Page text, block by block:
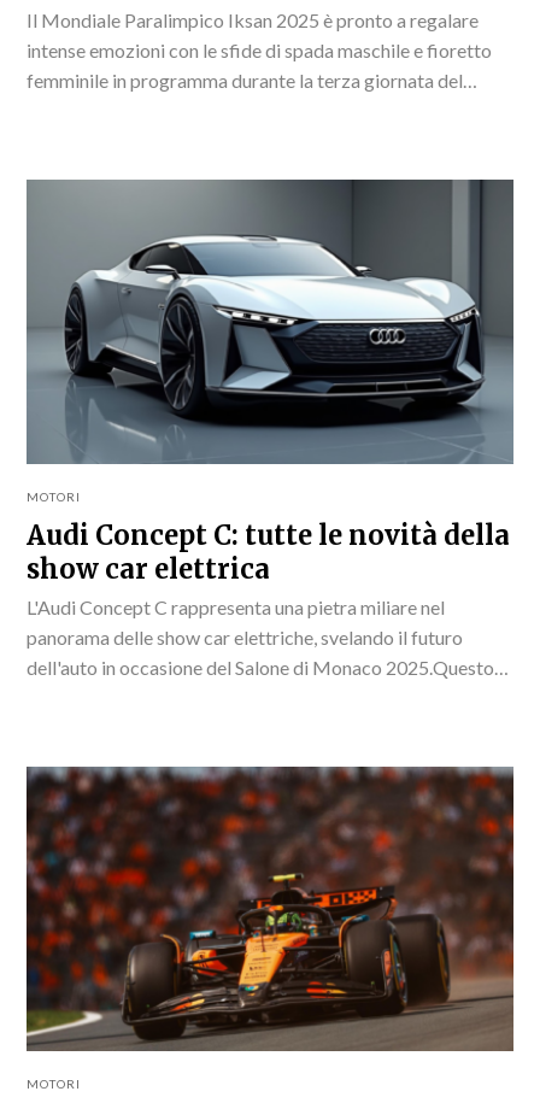
Il Mondiale Paralimpico Iksan 2025 è pronto a regalare
intense emozioni con le sfide di spada maschile e fioretto
femminile in programma durante la terza giornata del
MOTORI
Audi Concept C: tutte le novità della
show car elettrica
L'Audi Concept C rappresenta una pietra miliare nel
panorama delle show car elettriche, svelando il futuro
dell'auto in occasione del Salone di Monaco 2025.Questo
MOTORI